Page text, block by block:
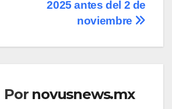
2025 antes del 2 de
noviembre
Por novusnews.mx